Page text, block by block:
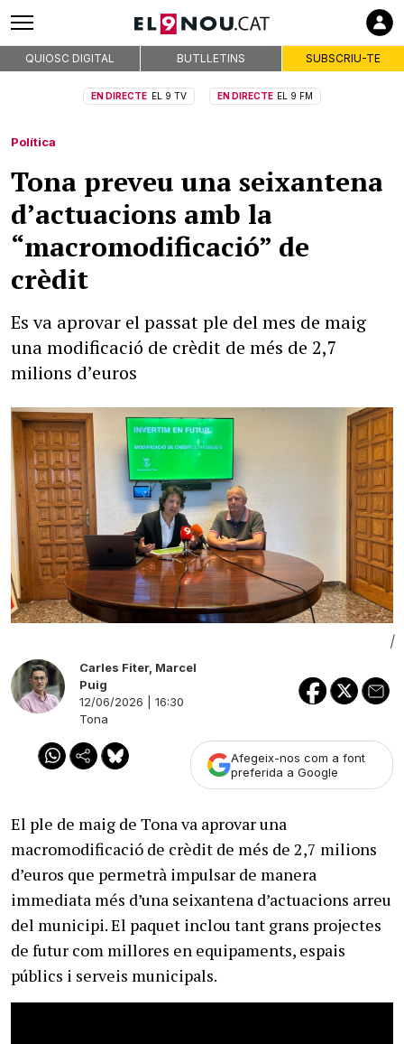
QUIOSC DIGITAL BUTLLETINS SUBSCRIU-TE
EN DIRECTE EL 9 TV EN DIRECTE EL 9 FM
Política
Tona preveu una seixantena
d’actuacions amb la
“macromodificació” de
crèdit
Es va aprovar el passat ple del mes de maig
una modificació de crèdit de més de 2,7
milions d’euros
|
Carles Fiter, Marcel
Puig
12/06/2026 | 16:30
Tona
Afegeix-nos com a font
preferida a Google
El ple de maig de Tona va aprovar una
macromodificació de crèdit de més de 2,7 milions
d’euros que permetrà impulsar de manera
immediata més d’una seixantena d’actuacions arreu
del municipi. El paquet inclou tant grans projectes
de futur com millores en equipaments, espais
públics i serveis municipals.